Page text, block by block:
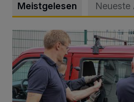
Meistgelesen Neueste
Feuerwehr befreit Kind aus